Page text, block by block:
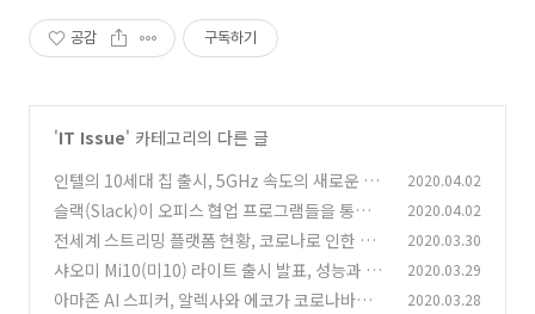
공감 구독하기
'IT Issue' 카테고리의 다른 글
인텔의 10세대 칩 출시, 5GHz 속도의 새로운 코
어 프로세서 코멧레이크
(0)
2020.04.02
슬랙(Slack)이 오피스 협업 프로그램들을 통합하
는 앱을 출시할 예정 (0)
2020.04.02
전세계 스트리밍 플랫폼 현황, 코로나로 인한 급
증한 트래픽 (0)
2020.03.30
샤오미 Mi10(미10) 라이트 출시 발표, 성능과 특
징 자세히 알아보기 (0)
2020.03.29
아마존 AI 스피커, 알렉사와 에코가 코로나바이
2020.03.28